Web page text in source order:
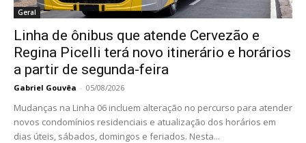
Geral
Linha de ônibus que atende Cervezão e
Regina Picelli terá novo itinerário e horários
a partir de segunda-feira
Gabriel Gouvêa - 05/08/2026
Mudanças na Linha 06 incluem alteração no percurso para atender
novos condomínios residenciais e atualização dos horários em
dias úteis, sábados, domingos e feriados. Nesta...